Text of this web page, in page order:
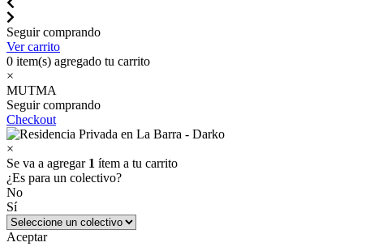
Seguir comprando
Ver carrito
0 item(s) agregado tu carrito
×
MUTMA
Seguir comprando
Checkout
×
Se va a agregar 1 ítem a tu carrito
¿Es para un colectivo?
No
Sí
Aceptar